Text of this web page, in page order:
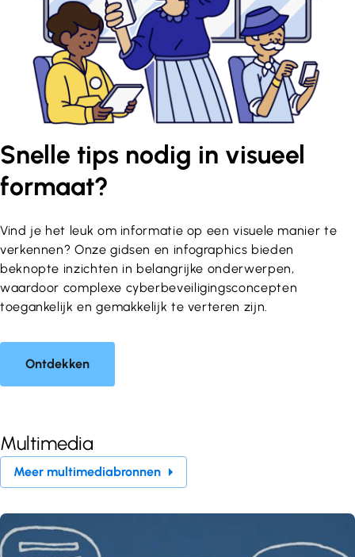
Snelle tips nodig in visueel
formaat?
Vind je het leuk om informatie op een visuele manier te
verkennen? Onze gidsen en infographics bieden
beknopte inzichten in belangrijke onderwerpen,
waardoor complexe cyberbeveiligingsconcepten
toegankelijk en gemakkelijk te verteren zijn.
Ontdekken
Multimedia
Meer multimediabronnen